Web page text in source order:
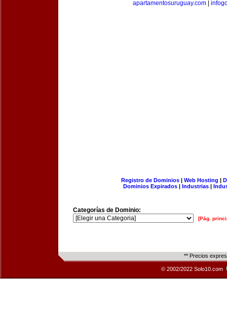
apartamentosuruguay.com|
Registro de Dominios| Web Hosting |
Dominios Expirados | Industrias |
Categorías de Dominio:
[Pág.
** Precios
© 2002/2022 Solo10.com